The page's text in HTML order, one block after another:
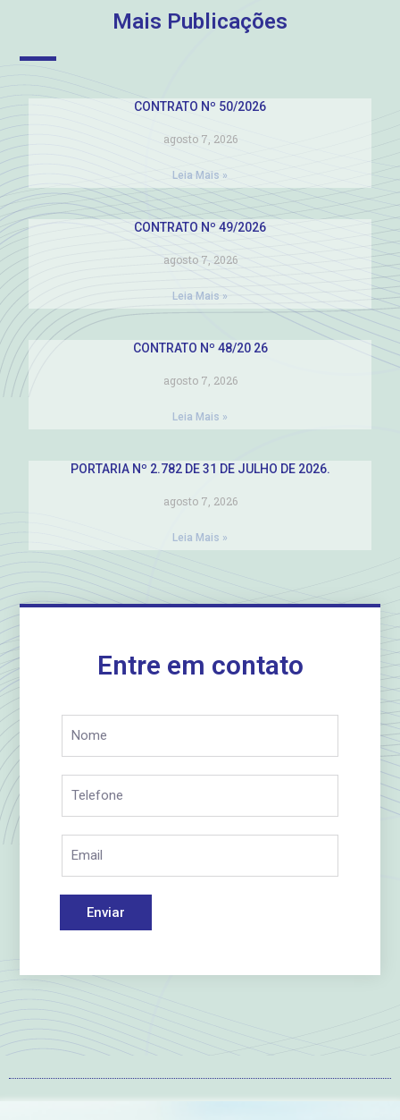
Mais Publicações
CONTRATO Nº 50/2026
agosto 7, 2026
Leia Mais »
CONTRATO Nº 49/2026
agosto 7, 2026
Leia Mais »
CONTRATO Nº 48/20 26
agosto 7, 2026
Leia Mais »
PORTARIA Nº 2.782 DE 31 DE JULHO DE 2026.
agosto 7, 2026
Leia Mais »
Entre em contato
Enviar